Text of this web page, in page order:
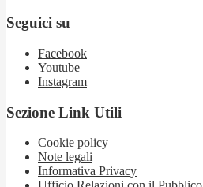
Seguici su
Facebook
Youtube
Instagram
Sezione Link Utili
Cookie policy
Note legali
Informativa Privacy